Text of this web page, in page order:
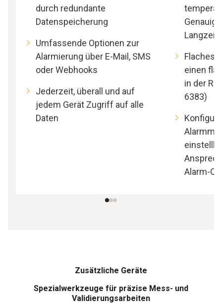
durch redundante
Datenspeicherung
Umfassende Optionen zur
Alarmierung über E-Mail, SMS
oder Webhooks
Jederzeit, überall und auf
jedem Gerät Zugriff auf alle
Daten
Flaches
einen
in der
6383)
Alarm-
Zusätzliche Geräte
Spezialwerkzeuge für präzise Mess- und
Validierungsarbeiten